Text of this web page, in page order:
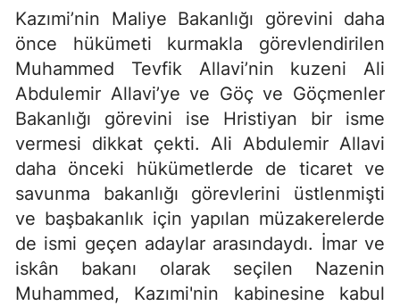
Kazımi’nin Maliye Bakanlığı görevini daha
önce hükümeti kurmakla görevlendirilen
Muhammed Tevfik Allavi’nin kuzeni Ali
Abdulemir Allavi’ye ve Göç ve Göçmenler
Bakanlığı görevini ise Hristiyan bir isme
vermesi dikkat çekti. Ali Abdulemir Allavi
daha önceki hükümetlerde de ticaret ve
savunma bakanlığı görevlerini üstlenmişti
ve başbakanlık için yapılan müzakerelerde
de ismi geçen adaylar arasındaydı. İmar ve
iskân bakanı olarak seçilen Nazenin
Muhammed, Kazımi'nin kabinesine kabul